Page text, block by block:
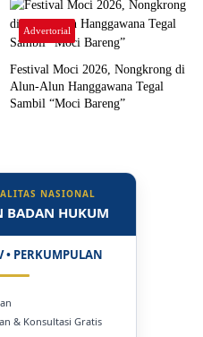
Advertorial
Festival Moci 2026, Nongkrong di
Alun-Alun Hanggawana Tegal
Sambil “Moci Bareng”
NASIONAL
BADAN HUKUM
• PERKUMPULAN
& Konsultasi Gratis